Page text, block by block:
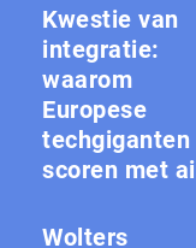
Kwestie van
integratie:
waarom
Europese
techgiganten
scoren met ai
Wolters